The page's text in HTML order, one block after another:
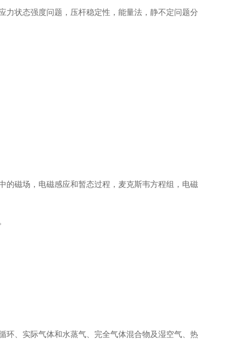
状态强度问题，压杆稳定性，能量法，静不定问题分
的磁场，电磁感应和暂态过程，麦克斯韦方程组，电磁
、实际气体和水蒸气、完全气体混合物及湿空气、热